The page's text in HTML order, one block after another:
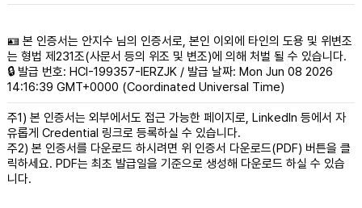
🪪 본 인증서는 안지수 님의 인증서로, 본인 이외에 타인의 도용 및 위변조
는 형법 제231조(사문서 등의 위조 및 변조)에 의해 처벌 될 수 있습니다.
🔒 발급 번호: HCI-199357-IERZJK / 발급 날짜: Mon Jun 08 2026
14:16:39 GMT+0000 (Coordinated Universal Time)
주1) 본 인증서는 외부에서도 접근 가능한 페이지로, LinkedIn 등에서 자
유롭게 Credential 링크로 등록하실 수 있습니다.
주2) 본 인증서를 다운로드 하시려면 위 인증서 다운로드(PDF) 버튼을 클
릭하세요. PDF는 최초 발급일을 기준으로 생성해 다운로드 하실 수 있습
니다.